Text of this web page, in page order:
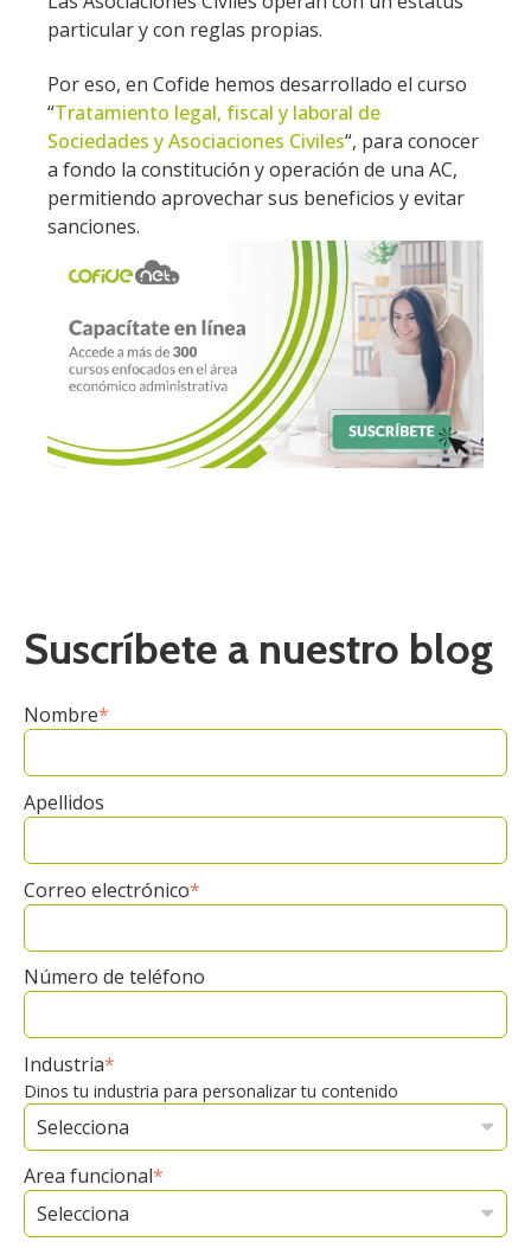
particular y con reglas propias.
Por eso, en Cofide hemos desarrollado el curso
“Tratamiento legal, fiscal y laboral de
Sociedades y Asociaciones Civiles“, para conocer
a fondo la constitución y operación de una AC,
permitiendo aprovechar sus beneficios y evitar
sanciones.
Suscríbete a nuestro blog
Nombre*
Apellidos
Correo electrónico*
Número de teléfono
Industria*
Dinos tu industria para personalizar tu contenido
Area funcional*